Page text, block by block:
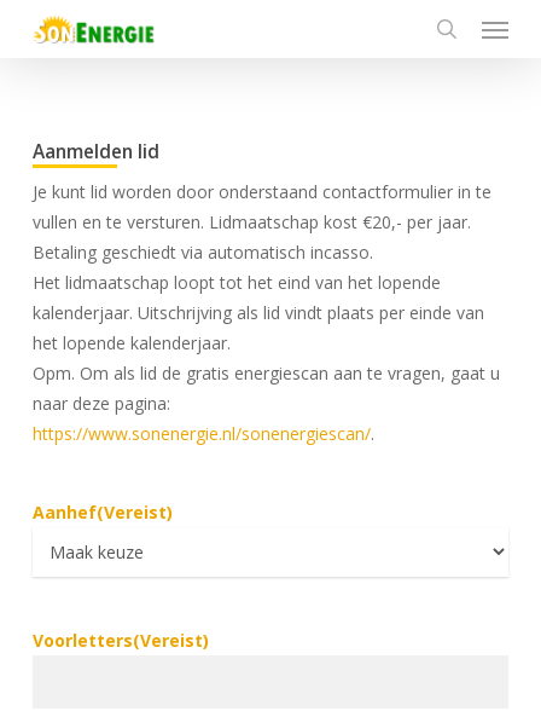
Menu
Aanmelden lid
Je kunt lid worden door onderstaand contactformulier in te
vullen en te versturen. Lidmaatschap kost €20,- per jaar.
Betaling geschiedt via automatisch incasso.
Het lidmaatschap loopt tot het eind van het lopende
kalenderjaar. Uitschrijving als lid vindt plaats per einde van
het lopende kalenderjaar.
Opm. Om als lid de gratis energiescan aan te vragen, gaat u
naar deze pagina:
https://www.sonenergie.nl/sonenergiescan/.
Aanhef(Vereist)
Voorletters(Vereist)